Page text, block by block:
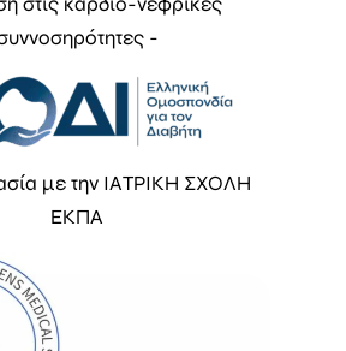
-
με την ΙΑΤΡΙΚΗ ΣΧΟΛΗ
ΕΚΠΑ